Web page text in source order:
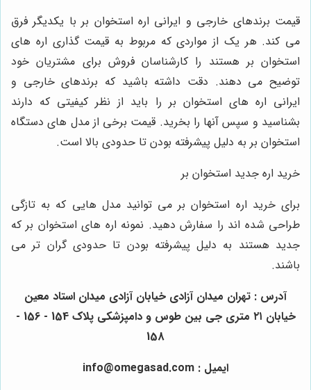
قیمت برندهای خارجی و ایرانی اره استخوان بر با یکدیگر فرق
می کند. هر یک از مواردی که مربوط به قیمت گذاری اره های
استخوان بر هستند را کارشناسان فروش برای مشتریان خود
توضیح می دهند. دقت داشته باشید که برندهای خارجی و
ایرانی اره های استخوان بر را باید از نظر کیفیتی که دارند
بشناسید و سپس آنها را بخرید. قیمت برخی از مدل های دستگاه
استخوان بر به دلیل پیشرفته بودن تا حدودی بالا است.
خرید اره جدید استخوان بر
برای خرید اره استخوان بر می توانید مدل هایی که به تازگی
طراحی شده اند را سفارش دهید. نمونه اره های استخوان بر که
جدید هستند به دلیل پیشرفته بودن تا حدودی گران تر می
باشند.
آدرس : تهران میدان آزادی خیابان آزادی میدان استاد معین
خیابان ۲۱ متری جی بین طوس و دامپزشکی پلاک 154 - 156 -
158
ایمیل : info@omegasad.com